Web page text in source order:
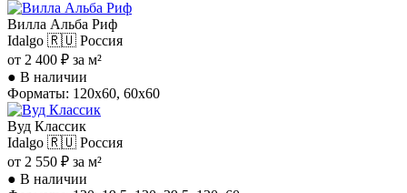
Вилла Альба Риф
Idalgo 🇷🇺 Россия
от 2 400 ₽ за м²
● В наличии
Форматы: 120x60, 60x60
Вуд Классик
Idalgo 🇷🇺 Россия
от 2 550 ₽ за м²
● В наличии